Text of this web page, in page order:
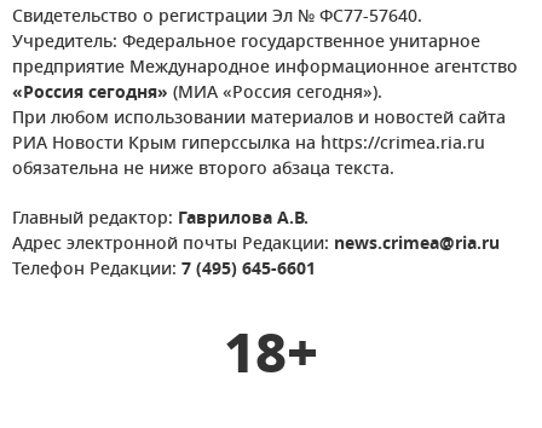
Свидетельство о регистрации Эл № ФС77-57640.
Учредитель: Федеральное государственное унитарное
предприятие Международное информационное агентство
«Россия сегодня» (МИА «Россия сегодня»).
При любом использовании материалов и новостей сайта
РИА Новости Крым гиперссылка на https://crimea.ria.ru
обязательна не ниже второго абзаца текста.
Главный редактор: Гаврилова А.В.
Адрес электронной почты Редакции: news.crimea@ria.ru
Телефон Редакции: 7 (495) 645-6601
18+